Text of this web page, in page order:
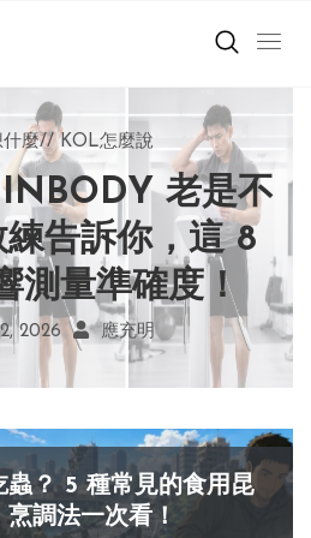
麼//地球村發生的事
畫風引爭議！
證明：人腦創
可取代
菲利浦．科特勒
量//與自己和解
耀嘲笑現在！
，活出當下的
幸福
亞瑟．布魯克斯
能量//女力至上
動地！《米娜
看小女孩如何
出第一步
2026 不正田心
麼//KOL怎麼說
老是不
告訴你，這 8
測量準確度！
2026 應充明
？ 5 種常見的食用昆
法一次看！